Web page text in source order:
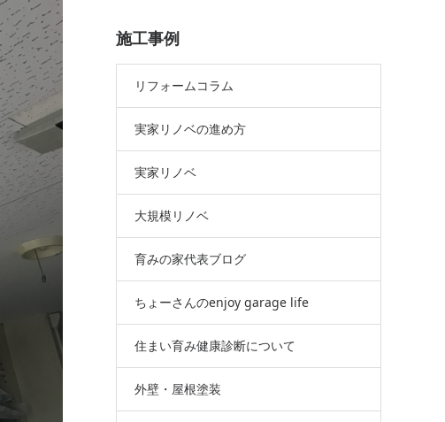
施工事例
リフォームコラム
実家リノベの進め方
実家リノベ
大規模リノベ
育みの家代表ブログ
ちょーさんのenjoy garage life
住まい育み健康診断について
外壁・屋根塗装